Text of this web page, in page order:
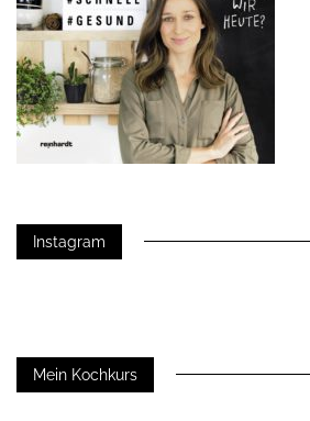
Instagram
Mein Kochkurs